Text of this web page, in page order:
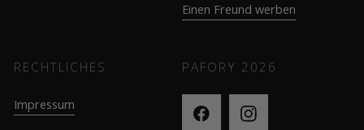
Einen Freund werben
RECHTLICHES
Impressum
PAFORY 2026